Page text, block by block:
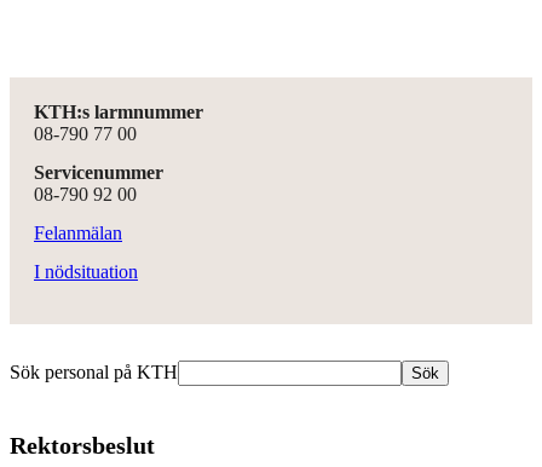
KTH:s larmnummer
08-790 77 00
Servicenummer
08-790 92 00
Felanmälan
I nödsituation
Sök personal på KTH Sök
Rektorsbeslut